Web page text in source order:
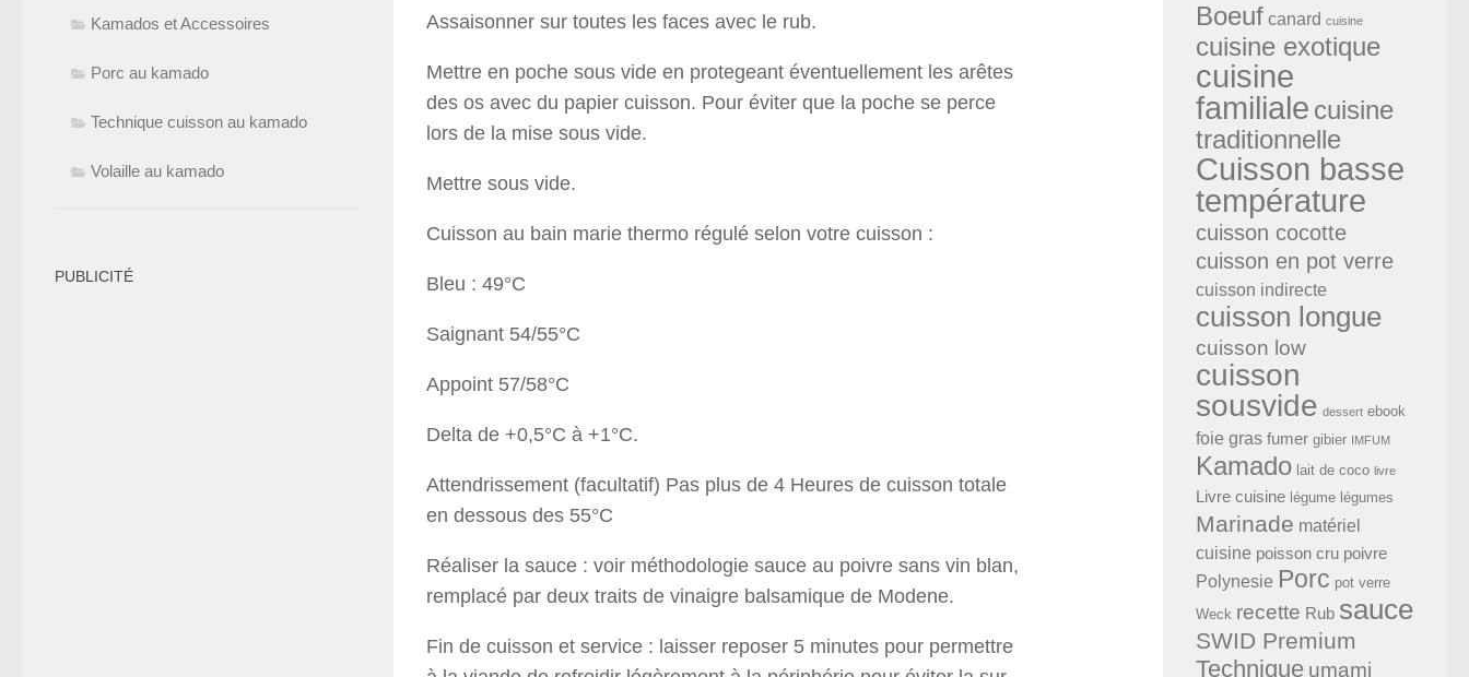
Assaisonner sur toutes les faces avec le rub.
Mettre en poche sous vide en protegeant éventuellement les arêtes
des os avec du papier cuisson. Pour éviter que la poche se perce
lors de la mise sous vide.
Mettre sous vide.
Cuisson au bain marie thermo régulé selon votre cuisson :
Bleu : 49°C
Saignant 54/55°C
Appoint 57/58°C
Delta de +0,5°C à +1°C.
Attendrissement (facultatif) Pas plus de 4 Heures de cuisson totale
en dessous des 55°C
Réaliser la sauce : voir méthodologie sauce au poivre sans vin blan,
remplacé par deux traits de vinaigre balsamique de Modene.
Fin de cuisson et service : laisser reposer 5 minutes pour permettre
Kamados et Accessoires
Porc au kamado
Technique cuisson au kamado
Volaille au kamado
PUBLICITÉ
Boeuf canard cuisine
cuisine exotique
cuisine
familiale cuisine
traditionnelle
Cuisson basse
température
cuisson cocotte
cuisson en pot verre
cuisson indirecte
cuisson longue
cuisson low
cuisson
sousvide dessert ebook
foie gras fumer gibier IMFUM
Kamado lait de coco livre
Livre cuisine légume légumes
Marinade matériel
cuisine poisson cru poivre
Polynesie Porc pot verre
Weck recette Rub sauce
SWID Premium
Technique umami